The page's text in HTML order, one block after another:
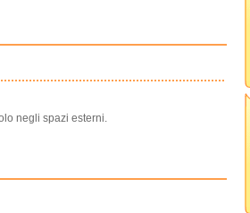
negli spazi esterni.